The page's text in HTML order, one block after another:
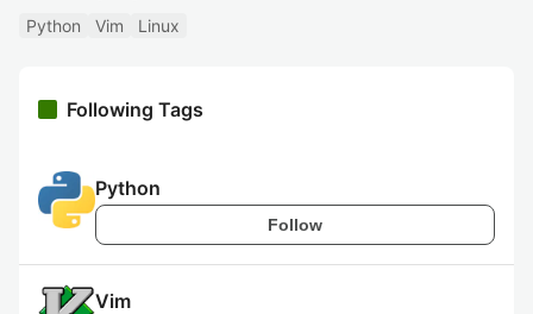
Python Vim Linux
Following Tags
Python
Follow
Vim